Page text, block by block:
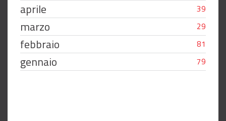
aprile 39
marzo 29
febbraio 81
gennaio 79